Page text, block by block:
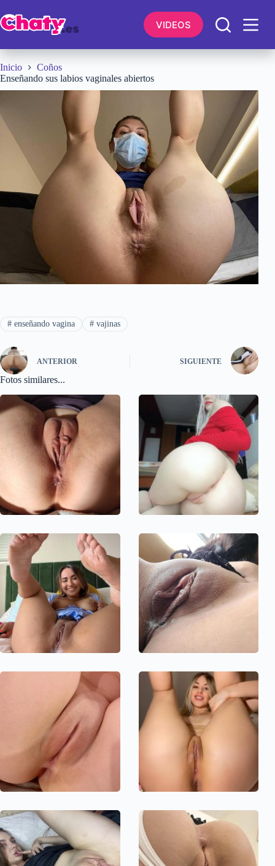
al
contenido
VIDEOS
Inicio
Coños
Enseñando sus labios vaginales abiertos
#enseñando vagina #vajinas
ANTERIOR SIGUIENTE
Fotos similares...